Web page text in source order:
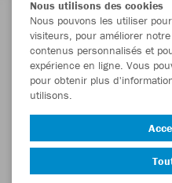
Nous utilisons des cookies
Nous pouvons les utiliser
visiteurs, pour améliorer
contenus personnalisés et
expérience en ligne. Vous
pour obtenir plus
utilisons.